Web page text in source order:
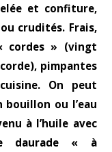
et confiture,
crudités. Frais,
cordes » (vingt
pimpantes
On peut
ou l’eau
à l’huile avec
daurade « à